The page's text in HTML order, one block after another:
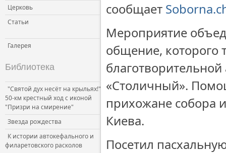
Церковь
Статьи
Галерея
Библиотека
"Святой дух несёт на крыльях!"
50-км крестный ход с иконой
"Призри на смирение"
Звезда рождества
К истории автокефального и
филаретовского расколов
сообщает
Мероприятие
общение, которого
«Столичный».
прихожане собора
Киева.
Посетил